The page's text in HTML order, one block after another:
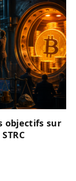
objectifs sur